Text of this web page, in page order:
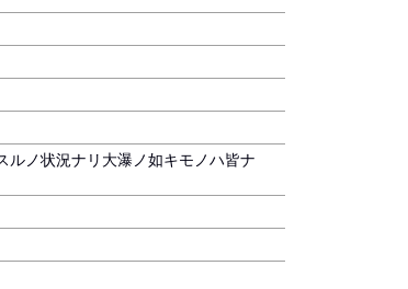
ルノ状況ナリ大瀑ノ如キモノハ皆ナ